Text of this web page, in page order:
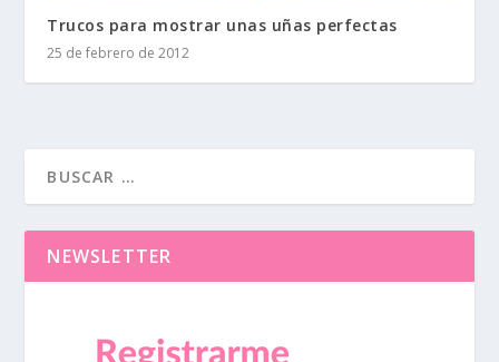
Trucos para mostrar unas uñas perfectas
25 de febrero de 2012
NEWSLETTER